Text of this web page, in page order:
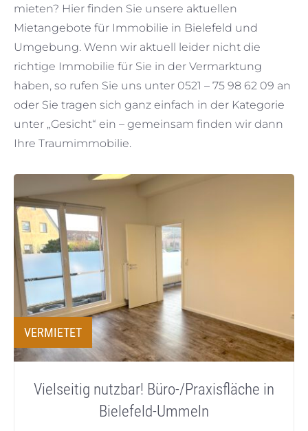
mieten? Hier finden Sie unsere aktuellen
Mietangebote für Immobilie in Bielefeld und
Umgebung. Wenn wir aktuell leider nicht die
richtige Immobilie für Sie in der Vermarktung
haben, so rufen Sie uns unter 0521 – 75 98 62 09 an
oder Sie tragen sich ganz einfach in der Kategorie
unter „Gesicht“ ein – gemeinsam finden wir dann
Ihre Traumimmobilie.
VERMIETET
Vielseitig nutzbar! Büro-/Praxisfläche in
Bielefeld-Ummeln